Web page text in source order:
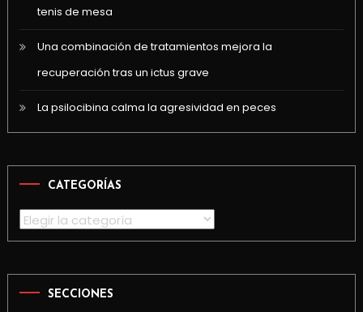
tenis de mesa
Una combinación de tratamientos mejora la
recuperación tras un ictus grave
La psilocibina calma la agresividad en peces
CATEGORÍAS
Categorías
SECCIONES